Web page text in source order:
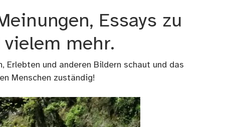
Essays zu
mehr.
und anderen Bildern schaut und das
Menschen zuständig!